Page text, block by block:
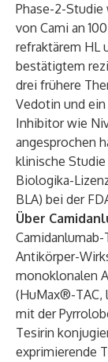
Phase-2-
von Cami an
refraktärem HL
bestätigtem
drei frühere
Vedotin und
Inhibitor wie
angesprochen
klinische
Biologika-
BLA) bei der
Über
Camidanlumab-
Antikörper-
monoklonalen
(HuMax®-TAC,
mit der
Tesirin
exprimierende